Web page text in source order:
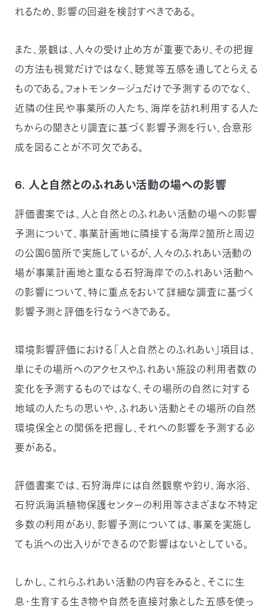
れるため、影響の回避を検討すべきである。
また、景観は、人々の受け止め方が重要であり、その把握
の方法も視覚だけではなく、聴覚等五感を通してとらえる
ものである。フォトモンタージュだけで予測するのでなく、
近隣の住民や事業所の人たち、海岸を訪れ利用する人た
ちからの聞きとり調査に基づく影響予測を行い、合意形
成を図ることが不可欠である。
6. 人と自然とのふれあい活動の場への影響
評価書案では、人と自然とのふれあい活動の場への影響
予測について、事業計画地に隣接する海岸2箇所と周辺
の公園6箇所で実施しているが、人々のふれあい活動の
場が事業計画地と重なる石狩海岸でのふれあい活動へ
の影響について、特に重点をおいて詳細な調査に基づく
影響予測と評価を行なうべきである。
環境影響評価における「人と自然とのふれあい」項目は、
単にその場所へのアクセスやふれあい施設の利用者数の
変化を予測するものではなく、その場所の自然に対する
地域の人たちの思いや、ふれあい活動とその場所の自然
環境保全との関係を把握し、それへの影響を予測する必
要がある。
評価書案では、石狩海岸には自然観察や釣り、海水浴、
石狩浜海浜植物保護センターの利用等さまざまな不特定
多数の利用があり、影響予測については、事業を実施し
ても浜への出入りができるので影響はないとしている。
しかし、これらふれあい活動の内容をみると、そこに生
息・生育する生き物や自然を直接対象とした五感を使っ